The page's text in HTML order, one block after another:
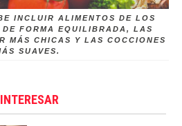
INCLUIR ALIMENTOS DE LOS
DE FORMA EQUILIBRADA, LAS
MÁS CHICAS Y LAS COCCIONES
SUAVES.